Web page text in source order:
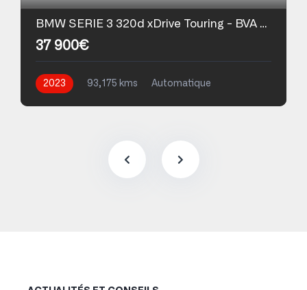
BMW SERIE 3 320d xDrive Touring - BVA Sport M Sport
37 900€
2023 93,175 kms
Automatique